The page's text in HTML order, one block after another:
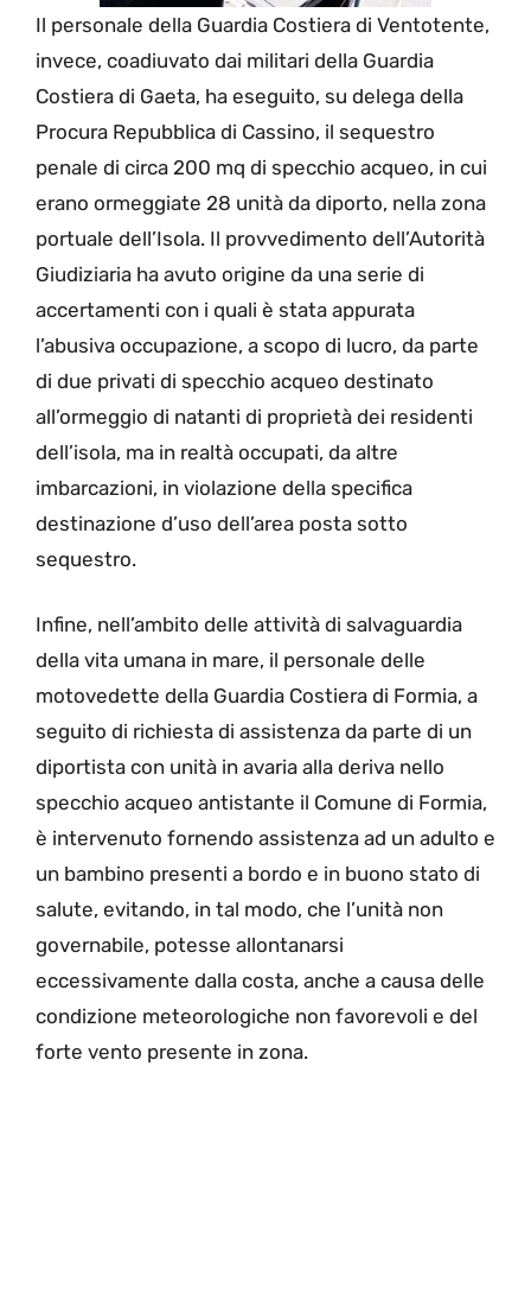
Il personale della Guardia Costiera di Ventotente,
invece, coadiuvato dai militari della Guardia
Costiera di Gaeta, ha eseguito, su delega della
Procura Repubblica di Cassino, il sequestro
penale di circa 200 mq di specchio acqueo, in cui
erano ormeggiate 28 unità da diporto, nella zona
portuale dell’Isola. Il provvedimento dell’Autorità
Giudiziaria ha avuto origine da una serie di
accertamenti con i quali è stata appurata
l’abusiva occupazione, a scopo di lucro, da parte
di due privati di specchio acqueo destinato
all’ormeggio di natanti di proprietà dei residenti
dell’isola, ma in realtà occupati, da altre
imbarcazioni, in violazione della specifica
destinazione d’uso dell’area posta sotto
sequestro.
Infine, nell’ambito delle attività di salvaguardia
della vita umana in mare, il personale delle
motovedette della Guardia Costiera di Formia, a
seguito di richiesta di assistenza da parte di un
diportista con unità in avaria alla deriva nello
specchio acqueo antistante il Comune di Formia,
è intervenuto fornendo assistenza ad un adulto e
un bambino presenti a bordo e in buono stato di
salute, evitando, in tal modo, che l’unità non
governabile, potesse allontanarsi
eccessivamente dalla costa, anche a causa delle
condizione meteorologiche non favorevoli e del
forte vento presente in zona.